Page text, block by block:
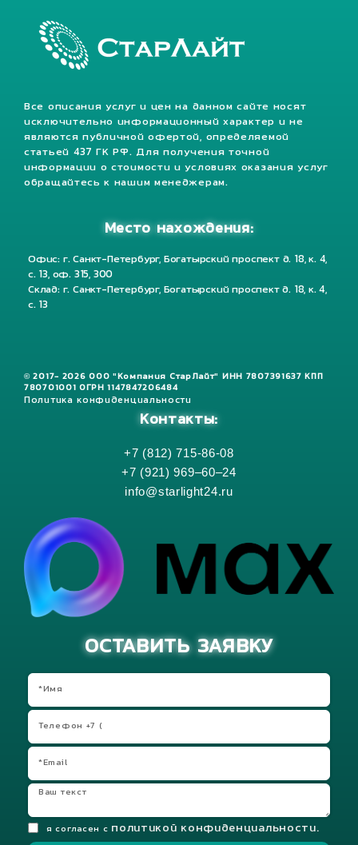
Все описания услуг и цен на данном сайте носят
исключительно информационный характер и не
являются публичной офертой, определяемой
статьей 437 ГК РФ. Для получения точной
информации о стоимости и условиях оказания услуг
обращайтесь к нашим менеджерам.
Место нахождения:
Офис: г. Санкт-Петербург, Богатырский проспект д. 18, к. 4,
с. 13, оф. 315, 300
Склад: г. Санкт-Петербург, Богатырский проспект д. 18, к. 4,
с. 13
© 2017- 2026 ООО "Компания СтарЛайт" ИНН 7807391637 КПП
780701001 ОГРН 1147847206484
Политика конфиденциальности
Контакты:
+7 (812) 715-86-08
+7 (921) 969–60–24
info@starlight24.ru
ОСТАВИТЬ ЗАЯВКУ
я согласен с политикой конфиденциальности.